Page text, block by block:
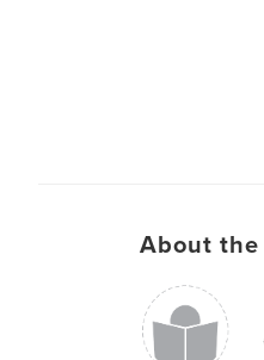
About the